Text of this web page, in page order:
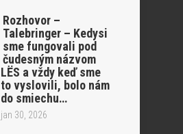
Rozhovor –
Talebringer – Kedysi
sme fungovali pod
čudesným názvom
LËS a vždy keď sme
to vyslovili, bolo nám
do smiechu…
jan 30, 2026